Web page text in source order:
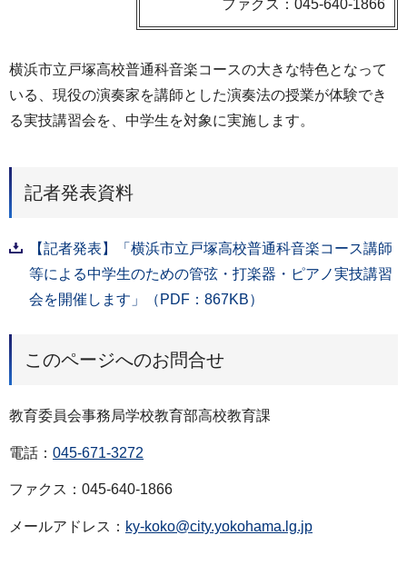
ファクス：045-640-1866
横浜市立戸塚高校普通科音楽コースの大きな特色となって
いる、現役の演奏家を講師とした演奏法の授業が体験でき
る実技講習会を、中学生を対象に実施します。
記者発表資料
【記者発表】「横浜市立戸塚高校普通科音楽コース講師
等による中学生のための管弦・打楽器・ピアノ実技講習
会を開催します」（PDF：867KB）
このページへのお問合せ
教育委員会事務局学校教育部高校教育課
電話： 045-671-3272
ファクス：045-640-1866
メールアドレス： ky-koko@city.yokohama.lg.jp